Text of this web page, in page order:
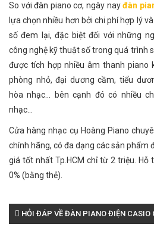
So với đàn piano cơ, ngày nayđàn
lựa chọn nhiều hơn bởi chi phí hợp lý
số đem lại, đặc biệt đối với những
công nghệ kỹ thuật số trong quá trình
được tích hợp nhiều âm thanh piano
phòng nhỏ, đại dương cầm, tiểu
hòa nhạc... bên cạnh đó có nhiều
nhạc...
Cửa hàng nhạc cụ Hoàng Piano
chính hãng, có đa dạng các sản phẩm
giá tốt nhất Tp.HCM chỉ từ 2 triệu.
0% (bằng thẻ).
HỎI ĐÁP VỀ ĐÀN PIANO ĐIỆN CASIO